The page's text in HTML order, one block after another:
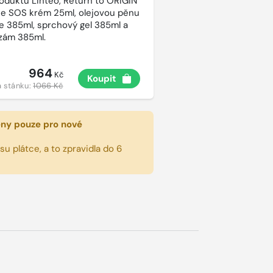
SOS krém 25ml, olejovou pěnu
385ml, sprchový gel 385ml a
385ml.
964Kč
stánku:1066 Kč
Koupit
pouze pro nové
plátce, a to zpravidla do 6